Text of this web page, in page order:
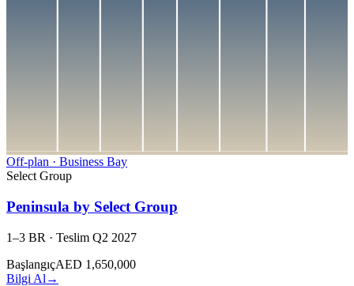
Off-plan · Business Bay
Select Group
Peninsula by Select Group
1–3 BR · Teslim Q2 2027
BaşlangıçAED 1,650,000
Bilgi Al →